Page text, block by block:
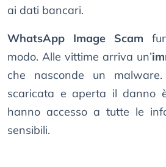
ai dati bancari.
WhatsApp Image Scam
modo. Alle vittime arriva un’
che nasconde un
scaricata e aperta il danno
hanno accesso a tutte le
sensibili.